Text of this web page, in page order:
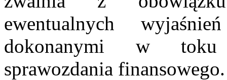
ewentualnych
dokonanymi w toku
sprawozdania finansowego.